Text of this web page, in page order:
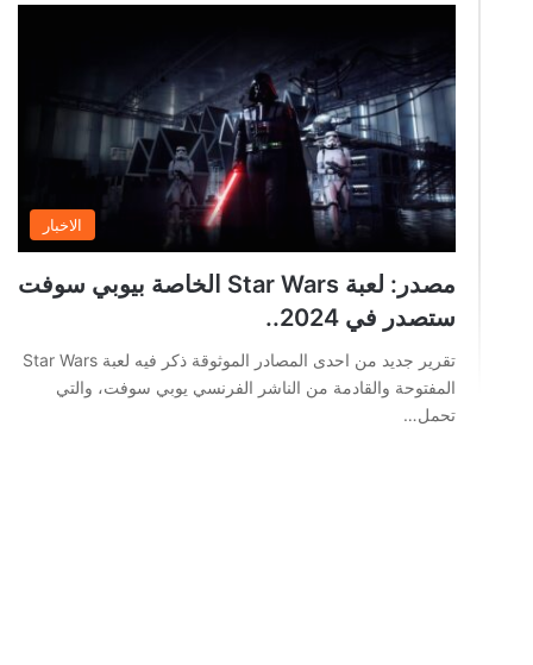
الاخبار
مصدر: لعبة Star Wars الخاصة بيوبي سوفت
ستصدر في 2024..
تقرير جديد من احدى المصادر الموثوقة ذكر فيه لعبة Star Wars
المفتوحة والقادمة من الناشر الفرنسي يوبي سوفت، والتي
تحمل…